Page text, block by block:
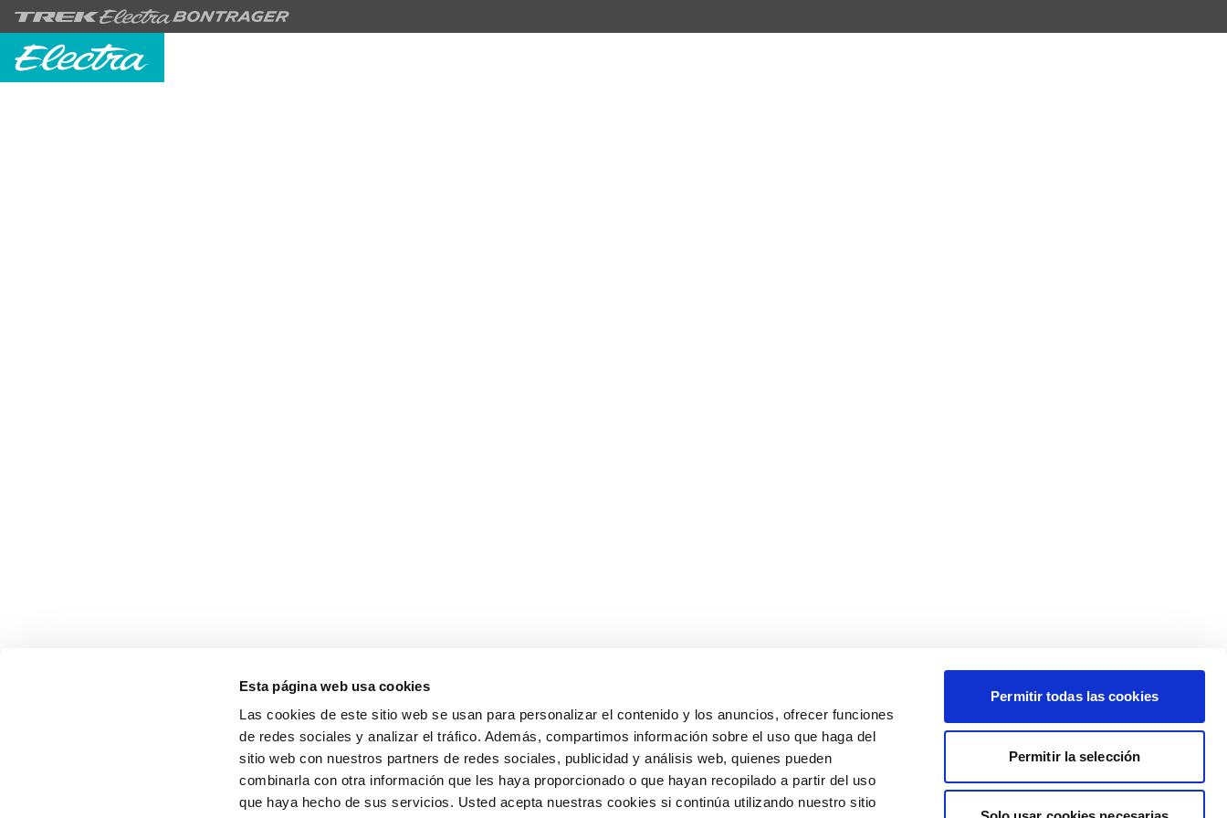
Esta página web usa cookies
Las cookies de este sitio web se usan para personalizar el contenido y los anuncios, ofrecer funciones
de redes sociales y analizar el tráfico. Además, compartimos información sobre el uso que haga del
sitio web con nuestros partners de redes sociales, publicidad y análisis web, quienes pueden
combinarla con otra información que les haya proporcionado o que hayan recopilado a partir del uso
que haya hecho de sus servicios. Usted acepta nuestras cookies si continúa utilizando nuestro sitio
Permitir todas las cookies
Permitir la selección